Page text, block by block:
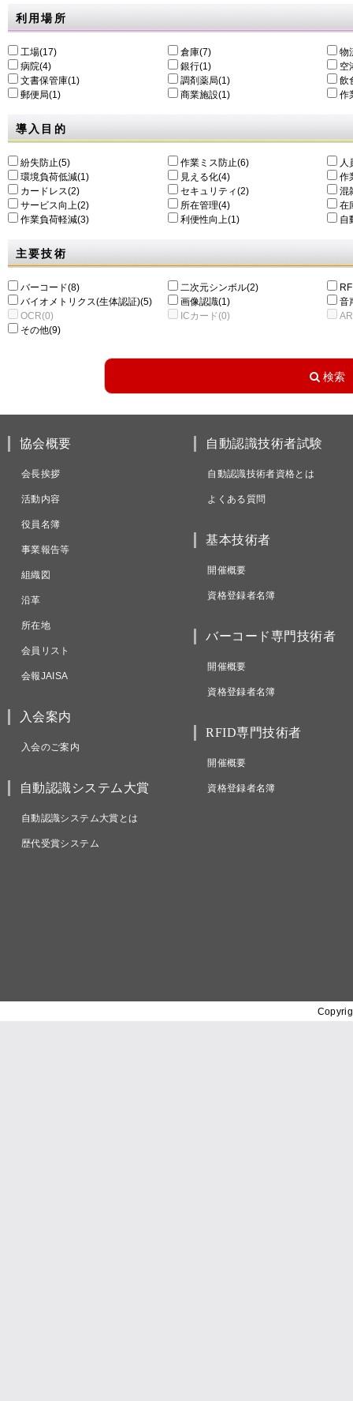
利用場所
工場(17) 倉庫(7)
物
病院(4)
銀行(1)
空
文書保管庫(1)
調剤薬局(1)
飲
郵便局(1)
商業施設(1) 作
導入目的
紛失防止(5) 作業ミス防止(6)
人
環境負荷低減(1)
⾒える化(4)
作
カードレス(2)
セキュリティ(2)
混
サービス向上(2)
所在管理(4)
在
作業負荷軽減(3)
利便性向上(1) 自
主要技術
バーコード(8) 二次元シンボル(2)
バイオメトリクス(生体認証)(5)
画像認識(1)
音
OCR(0)
ICカード(0)
その他(9)
協会概要
会長挨拶
活動内容
役員名簿
事業報告等
組織図
沿革
所在地
会員リスト
会報JAISA
入会案内
入会のご案内
自動認識システム大賞
自動認識システム大賞とは
歴代受賞システム
自動認識技術者試験
自動認識技術者資格とは
よくある質問
基本技術者
開催概要
資格登録者名簿
バーコード専門技術者
開催概要
資格登録者名簿
RFID専門技術者
開催概要
資格登録者名簿